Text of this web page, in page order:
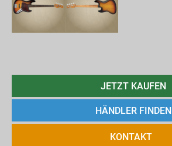
JETZT KAUFEN
HÄNDLER FINDEN
KONTAKT